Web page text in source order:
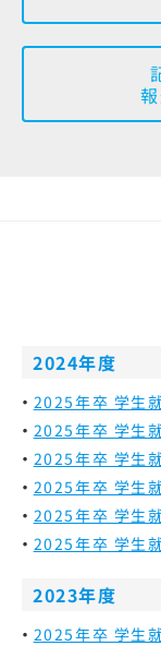
2024年度
2025年卒 学生
2025年卒 学生
2025年卒 学生
2025年卒 学生
2025年卒 学生
2025年卒 学生
2023年度
2025年卒 学生